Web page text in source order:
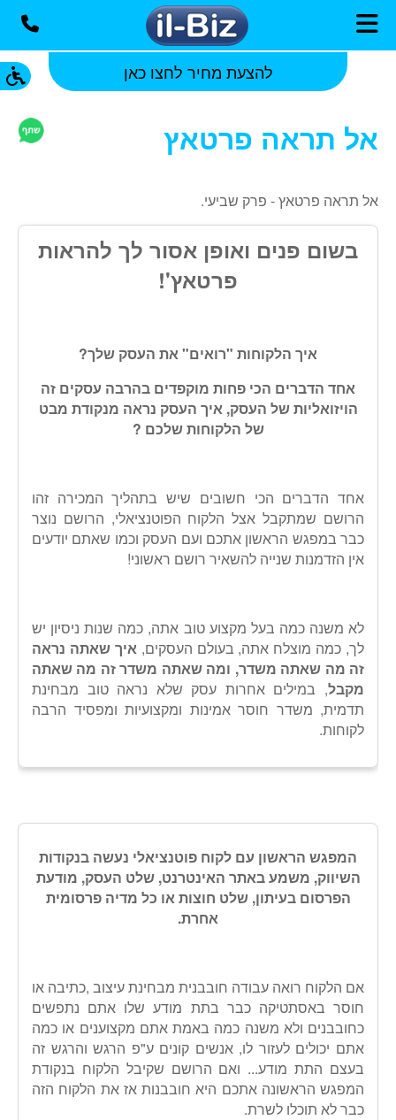
להצעת מחיר לחצו כאן
אל תראה פרטאץ
אל תראה פרטאץ - פרק שביעי.
בשום פנים ואופן אסור לך להראות
פרטאץ'!
איך הלקוחות "רואים" את העסק שלך?
אחד הדברים הכי פחות מוקפדים בהרבה עסקים זה
הויזואליות של העסק, איך העסק נראה מנקודת מבט
של הלקוחות שלכם ?
אחד הדברים הכי חשובים שיש בתהליך המכירה זהו
הרושם שמתקבל אצל הלקוח הפוטנציאלי, הרושם נוצר
כבר במפגש הראשון אתכם ועם העסק וכמו שאתם יודעים
אין הזדמנות שנייה להשאיר רושם ראשוני!
לא משנה כמה בעל מקצוע טוב אתה, כמה שנות ניסיון יש
לך, כמה מוצלח אתה, בעולם העסקים,איך שאתה נראה
זה מה שאתה משדר, ומה שאתה משדר זה מה שאתה
מקבל, במילים אחרות עסק שלא נראה טוב מבחינת
תדמית, משדר חוסר אמינות ומקצועיות ומפסיד הרבה
לקוחות.
המפגש הראשון עם לקוח פוטנציאלי נעשה בנקודות
השיווק, משמע באתר האינטרנט, שלט העסק, מודעת
הפרסום בעיתון, שלט חוצות או כל מדיה פרסומית
אחרת.
אם הלקוח רואה עבודה חובבנית מבחינת עיצוב ,כתיבה או
חוסר באסתטיקה כבר בתת מודע שלו אתם נתפשים
כחובבנים ולא משנה כמה באמת אתם מקצוענים או כמה
אתם יכולים לעזור לו, אנשים קונים ע"פ הרגש והרגש זה
בעצם התת מודע... ואם הרושם שקיבל הלקוח בנקודת
המפגש הראשונה אתכם היא חובבנות אז את הלקוח הזה
כבר לא תוכלו לשרת.